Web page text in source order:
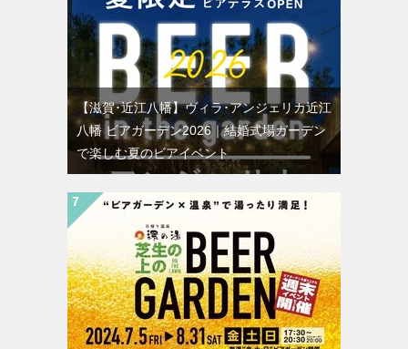
【滋賀･近江八幡】ヴィラ･アンジェリカ近江
八幡 ビアガーデン2026｜結婚式場ガーデン
で楽しむ夏のビアイベント